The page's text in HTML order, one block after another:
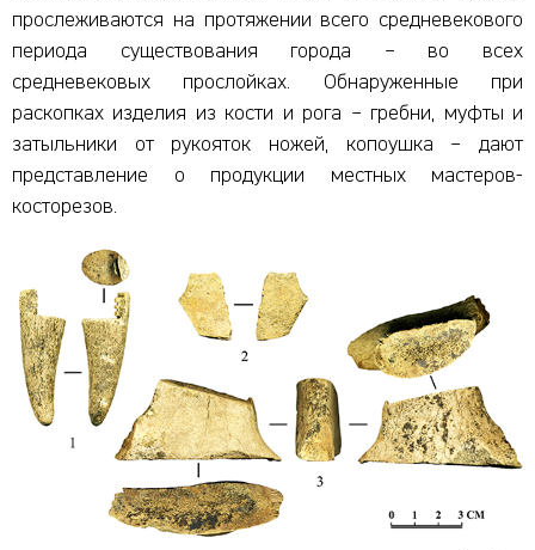
прослеживаются на протяжении всего средневекового
периода существования города – во всех
средневековых прослойках. Обнаруженные при
раскопках изделия из кости и рога – гребни, муфты и
затыльники от рукояток ножей, копоушка – дают
представление о продукции местных мастеров-
косторезов.